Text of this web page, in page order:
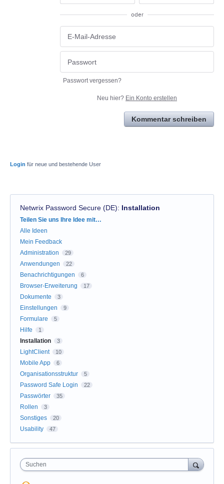
oder
Passwort vergessen?
Neu hier? Ein Konto erstellen
Kommentar schreiben
Login für neue und bestehende User
Netwrix Password Secure (DE): Installation
Kategorien
Teilen Sie uns Ihre Idee mit…
Alle Ideen
Mein Feedback
Administration
29
Anwendungen 22
Benachrichtigungen 6
Browser-Erweiterung 17
Dokumente 3
Einstellungen 9
Formulare 5
Hilfe 1
Installation 3
LightClient 10
Mobile App 6
Organisationsstruktur 5
Password Safe Login 22
Passwörter 35
Rollen 3
Sonstiges 20
Usability 47
Suchen